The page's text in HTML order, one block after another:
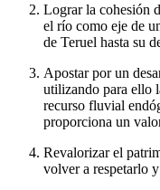
Lograr la cohesión
el río como eje de
de Teruel hasta su
Apostar por un
utilizando para ello
recurso fluvial
proporciona un
Revalorizar el
volver a respetarlo